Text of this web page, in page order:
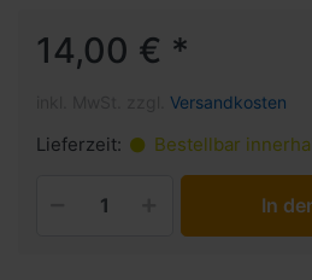
14,00 € *
Versandkosten
Lieferzeit: Bestellbar
In